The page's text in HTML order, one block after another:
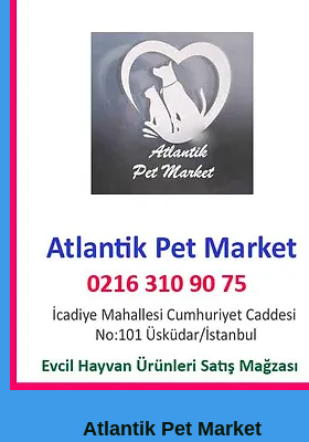
Atlantik Pet Market